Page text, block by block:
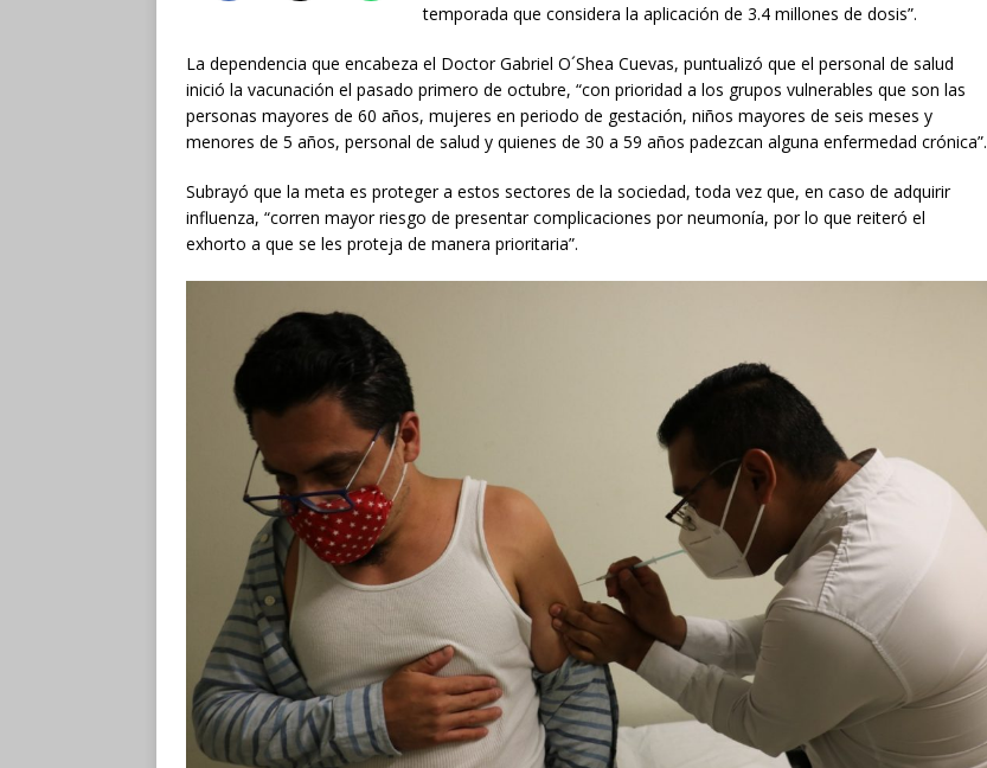
temporada que considera la aplicación de 3.4 millones de dosis”.
La dependencia que encabeza el Doctor Gabriel O´Shea Cuevas, puntualizó que el personal de salud
inició la vacunación el pasado primero de octubre, “con prioridad a los grupos vulnerables que son las
personas mayores de 60 años, mujeres en periodo de gestación, niños mayores de seis meses y
menores de 5 años, personal de salud y quienes de 30 a 59 años padezcan alguna enfermedad crónica”.
Subrayó que la meta es proteger a estos sectores de la sociedad, toda vez que, en caso de adquirir
influenza, “corren mayor riesgo de presentar complicaciones por neumonía, por lo que reiteró el
exhorto a que se les proteja de manera prioritaria”.